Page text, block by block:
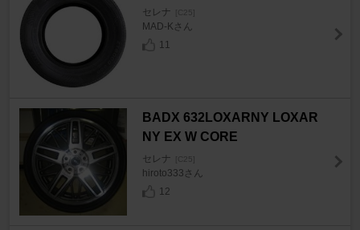
セレナ [C25]
MAD-Kさん
11
BADX 632LOXARNY LOXAR
NY EX W CORE
セレナ [C25]
hiroto333さん
12